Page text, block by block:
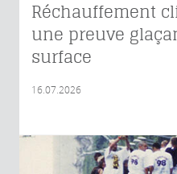
Réchauffement
une preuve
surface
16.07.2026